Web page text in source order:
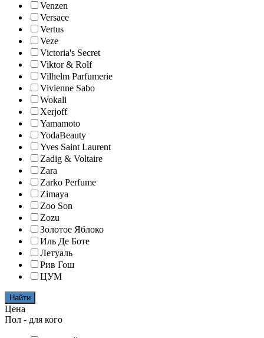
Venzen
Versace
Vertus
Veze
Victoria's Secret
Viktor & Rolf
Vilhelm Parfumerie
Vivienne Sabo
Wokali
Xerjoff
Yamamoto
YodaBeauty
Yves Saint Laurent
Zadig & Voltaire
Zara
Zarko Perfume
Zimaya
Zoo Son
Zozu
Золотое Яблоко
Иль Де Боте
Летуаль
Рив Гош
ЦУМ
Найти
Цена
Пол - для кого